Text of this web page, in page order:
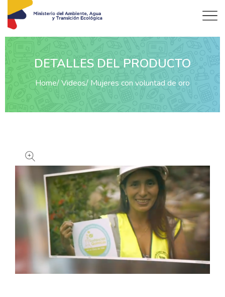
DETALLES DEL PRODUCTO
Home Videos Mujeres con voluntad de oro